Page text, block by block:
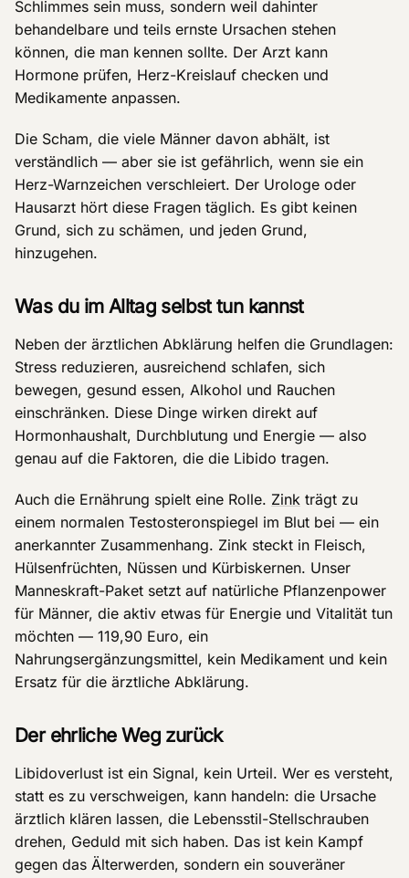
Schlimmes sein muss, sondern weil dahinter
behandelbare und teils ernste Ursachen stehen
können, die man kennen sollte. Der Arzt kann
Hormone prüfen, Herz-Kreislauf checken und
Medikamente anpassen.
Die Scham, die viele Männer davon abhält, ist
verständlich — aber sie ist gefährlich, wenn sie ein
Herz-Warnzeichen verschleiert. Der Urologe oder
Hausarzt hört diese Fragen täglich. Es gibt keinen
Grund, sich zu schämen, und jeden Grund,
hinzugehen.
Was du im Alltag selbst tun kannst
Neben der ärztlichen Abklärung helfen die Grundlagen:
Stress reduzieren, ausreichend schlafen, sich
bewegen, gesund essen, Alkohol und Rauchen
einschränken. Diese Dinge wirken direkt auf
Hormonhaushalt, Durchblutung und Energie — also
genau auf die Faktoren, die die Libido tragen.
Auch die Ernährung spielt eine Rolle. Zink trägt zu
einem normalen Testosteronspiegel im Blut bei — ein
anerkannter Zusammenhang. Zink steckt in Fleisch,
Hülsenfrüchten, Nüssen und Kürbiskernen. Unser
Manneskraft-Paket setzt auf natürliche Pflanzenpower
für Männer, die aktiv etwas für Energie und Vitalität tun
möchten — 119,90 Euro, ein
Nahrungsergänzungsmittel, kein Medikament und kein
Ersatz für die ärztliche Abklärung.
Der ehrliche Weg zurück
Libidoverlust ist ein Signal, kein Urteil. Wer es versteht,
statt es zu verschweigen, kann handeln: die Ursache
ärztlich klären lassen, die Lebensstil-Stellschrauben
drehen, Geduld mit sich haben. Das ist kein Kampf
gegen das Älterwerden, sondern ein souveräner